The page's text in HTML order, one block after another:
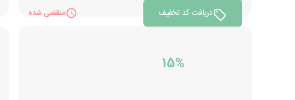
دریافت کد تخفیف
منقضی شده
15%